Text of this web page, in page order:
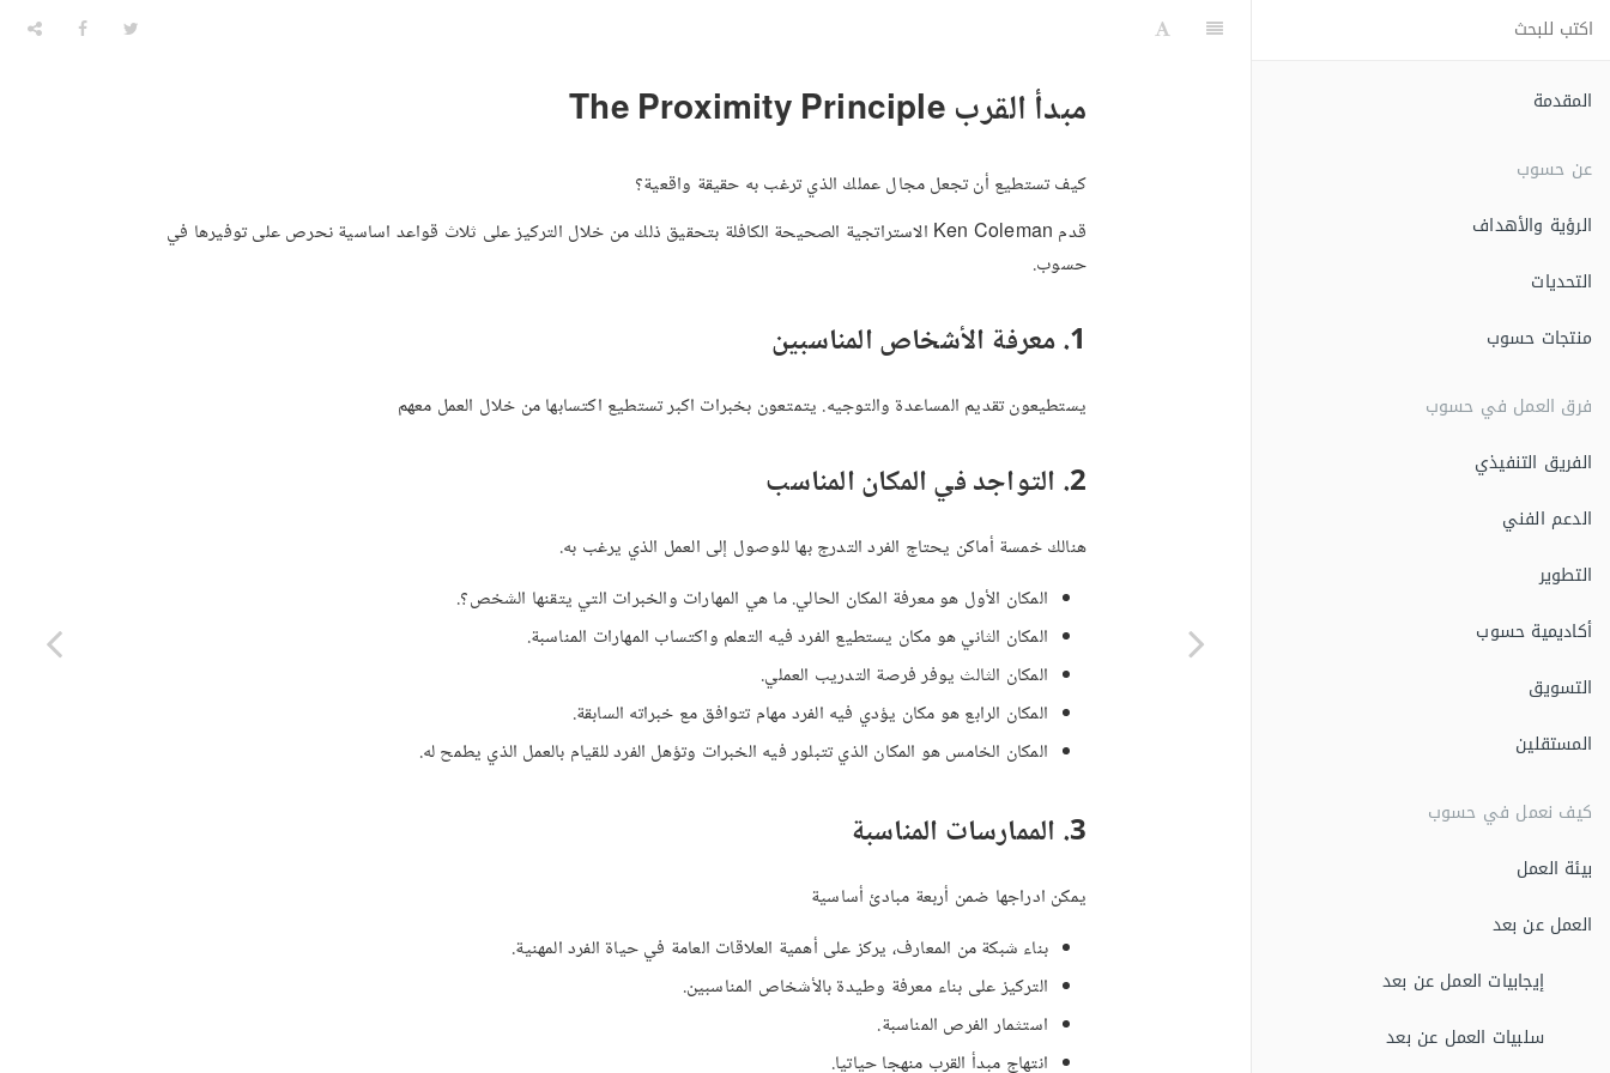
المقدمة
عن حسوب
الرؤية والأهداف
التحديات
منتجات حسوب
فرق العمل في حسوب
الفريق التنفيذي
الدعم الفني
التطوير
أكاديمية حسوب
التسويق
المستقلين
كيف نعمل في حسوب
بيئة العمل
العمل عن بعد
إيجابيات العمل عن بعد
سلبيات العمل عن بعد
مبدأ القرب The Proximity Principle
كيف تستطيع أن تجعل مجال عملك الذي ترغب به حقيقة واقعية؟
قدم Ken Coleman الاستراتجية الصحيحة الكافلة بتحقيق ذلك من خلال التركيز على ثلاث قواعد اساسية نحرص على توفيرها في
حسوب.
1. معرفة الأشخاص المناسبين
يستطيعون تقديم المساعدة والتوجيه. يتمتعون بخبرات اكبر تستطيع اكتسابها من خلال العمل معهم
2. التواجد في المكان المناسب
هنالك خمسة أماكن يحتاج الفرد التدرج بها للوصول إلى العمل الذي يرغب به.
المكان الأول هو معرفة المكان الحالي. ما هي المهارات والخبرات التي يتقنها الشخص؟.
المكان الثاني هو مكان يستطيع الفرد فيه التعلم واكتساب المهارات المناسبة.
المكان الثالث يوفر فرصة التدريب العملي.
المكان الرابع هو مكان يؤدي فيه الفرد مهام تتوافق مع خبراته السابقة.
المكان الخامس هو المكان الذي تتبلور فيه الخبرات وتؤهل الفرد للقيام بالعمل الذي يطمح له.
3. الممارسات المناسبة
يمكن ادراجها ضمن أربعة مبادئ أساسية
بناء شبكة من المعارف، يركز على أهمية العلاقات العامة في حياة الفرد المهنية.
التركيز على بناء معرفة وطيدة بالأشخاص المناسبين.
استثمار الفرص المناسبة.
انتهاج مبدأ القرب منهجا حياتيا.